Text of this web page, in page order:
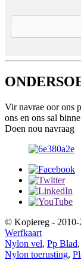
Vir navrae oor ons
ons en ons sal
Doen nou navraag
© Kopiereg - 2010-
Werfkaart
Nylon vel, Pp Blad,
Nylon toerusting,